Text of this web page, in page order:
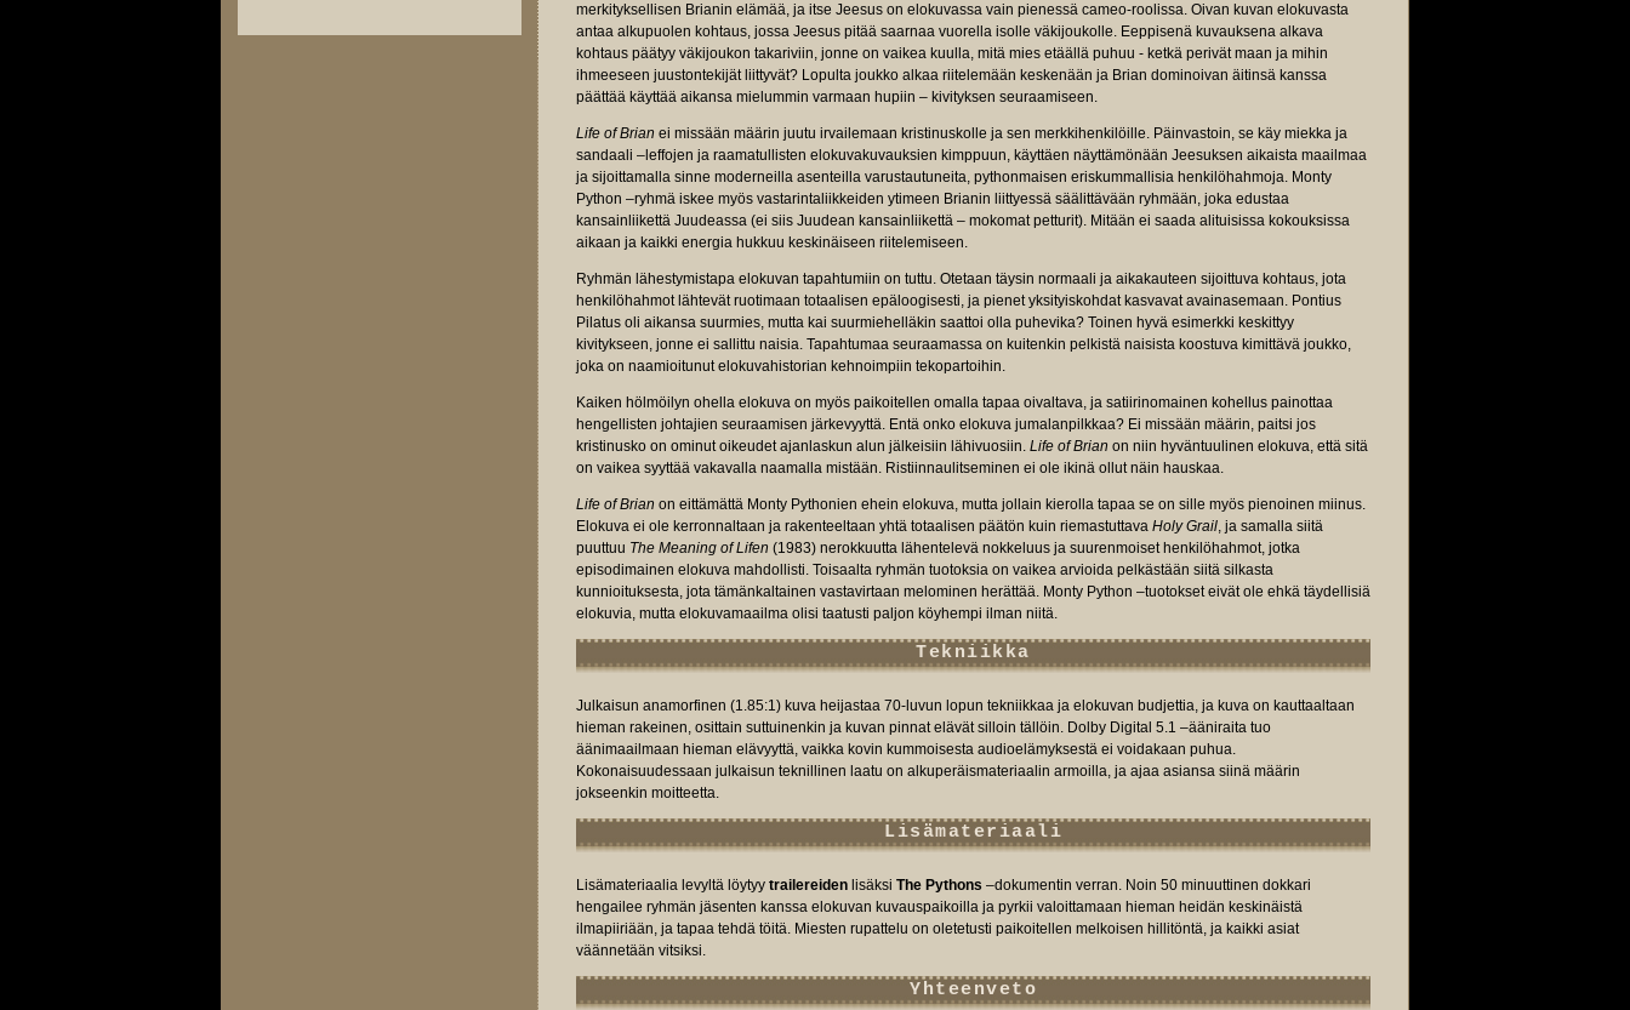
merkityksellisen Brianin elämää, ja itse Jeesus on elokuvassa vain pienessä cameo-roolissa. Oivan kuvan elokuvasta
antaa alkupuolen kohtaus, jossa Jeesus pitää saarnaa vuorella isolle väkijoukolle. Eeppisenä kuvauksena alkava
kohtaus päätyy väkijoukon takariviin, jonne on vaikea kuulla, mitä mies etäällä puhuu - ketkä perivät maan ja mihin
ihmeeseen juustontekijät liittyvät? Lopulta joukko alkaa riitelemään keskenään ja Brian dominoivan äitinsä kanssa
päättää käyttää aikansa mielummin varmaan hupiin – kivityksen seuraamiseen.
Life of Brian ei missään määrin juutu irvailemaan kristinuskolle ja sen merkkihenkilöille. Päinvastoin, se käy miekka ja
sandaali –leffojen ja raamatullisten elokuvakuvauksien kimppuun, käyttäen näyttämönään Jeesuksen aikaista maailmaa
ja sijoittamalla sinne moderneilla asenteilla varustautuneita, pythonmaisen eriskummallisia henkilöhahmoja. Monty
Python –ryhmä iskee myös vastarintaliikkeiden ytimeen Brianin liittyessä säälittävään ryhmään, joka edustaa
kansainliikettä Juudeassa (ei siis Juudean kansainliikettä – mokomat petturit). Mitään ei saada alituisissa kokouksissa
aikaan ja kaikki energia hukkuu keskinäiseen riitelemiseen.
Ryhmän lähestymistapa elokuvan tapahtumiin on tuttu. Otetaan täysin normaali ja aikakauteen sijoittuva kohtaus, jota
henkilöhahmot lähtevät ruotimaan totaalisen epäloogisesti, ja pienet yksityiskohdat kasvavat avainasemaan. Pontius
Pilatus oli aikansa suurmies, mutta kai suurmiehelläkin saattoi olla puhevika? Toinen hyvä esimerkki keskittyy
kivitykseen, jonne ei sallittu naisia. Tapahtumaa seuraamassa on kuitenkin pelkistä naisista koostuva kimittävä joukko,
joka on naamioitunut elokuvahistorian kehnoimpiin tekopartoihin.
Kaiken hölmöilyn ohella elokuva on myös paikoitellen omalla tapaa oivaltava, ja satiirinomainen kohellus painottaa
hengellisten johtajien seuraamisen järkevyyttä. Entä onko elokuva jumalanpilkkaa? Ei missään määrin, paitsi jos
kristinusko on ominut oikeudet ajanlaskun alun jälkeisiin lähivuosiin. Life of Brian on niin hyväntuulinen elokuva, että sitä
on vaikea syyttää vakavalla naamalla mistään. Ristiinnaulitseminen ei ole ikinä ollut näin hauskaa.
Life of Brian on eittämättä Monty Pythonien ehein elokuva, mutta jollain kierolla tapaa se on sille myös pienoinen miinus.
Elokuva ei ole kerronnaltaan ja rakenteeltaan yhtä totaalisen päätön kuin riemastuttava Holy Grail, ja samalla siitä
puuttuu The Meaning of Lifen (1983) nerokkuutta lähentelevä nokkeluus ja suurenmoiset henkilöhahmot, jotka
episodimainen elokuva mahdollisti. Toisaalta ryhmän tuotoksia on vaikea arvioida pelkästään siitä silkasta
kunnioituksesta, jota tämänkaltainen vastavirtaan melominen herättää. Monty Python –tuotokset eivät ole ehkä täydellisiä
elokuvia, mutta elokuvamaailma olisi taatusti paljon köyhempi ilman niitä.
Tekniikka
Julkaisun anamorfinen (1.85:1) kuva heijastaa 70-luvun lopun tekniikkaa ja elokuvan budjettia, ja kuva on kauttaaltaan
hieman rakeinen, osittain suttuinenkin ja kuvan pinnat elävät silloin tällöin. Dolby Digital 5.1 –ääniraita tuo
äänimaailmaan hieman elävyyttä, vaikka kovin kummoisesta audioelämyksestä ei voidakaan puhua.
Kokonaisuudessaan julkaisun teknillinen laatu on alkuperäismateriaalin armoilla, ja ajaa asiansa siinä määrin
jokseenkin moitteetta.
Lisämateriaali
Lisämateriaalia levyltä löytyy trailereiden lisäksi The Pythons –dokumentin verran. Noin 50 minuuttinen dokkari
hengailee ryhmän jäsenten kanssa elokuvan kuvauspaikoilla ja pyrkii valoittamaan hieman heidän keskinäistä
ilmapiiriään, ja tapaa tehdä töitä. Miesten rupattelu on oletetusti paikoitellen melkoisen hillitöntä, ja kaikki asiat
väännetään vitsiksi.
Yhteenveto